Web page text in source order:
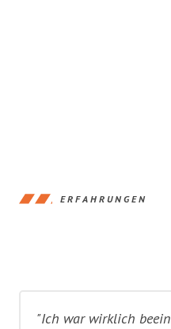
ERFAHRUNGEN
"Ich war wirklich